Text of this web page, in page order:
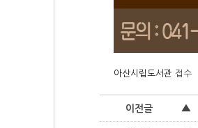
아산시립도서관 접수
이전글 ▲